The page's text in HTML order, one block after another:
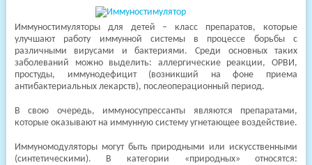
Иммуностимуляторы для детей – класс препаратов, которые
улучшают работу иммунной системы в процессе борьбы с
различными вирусами и бактериями. Среди основных таких
заболеваний можно выделить: аллергические реакции, ОРВИ,
простуды, иммунодефицит (возникший на фоне приема
антибактериальных лекарств), послеоперационный период.
В свою очередь, иммуносупрессанты являются препаратами,
которые оказывают на иммунную систему угнетающее воздействие.
Иммуномодуляторы могут быть природными или искусственными
(синтетическими). В категории «природных» относятся: